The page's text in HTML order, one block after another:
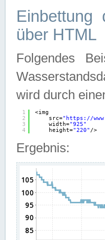
Einbettung
über HTML
Folgendes
wird durch
1
2
3
4
<img
src=" https://
width="925"
height="220" />
Ergebnis: